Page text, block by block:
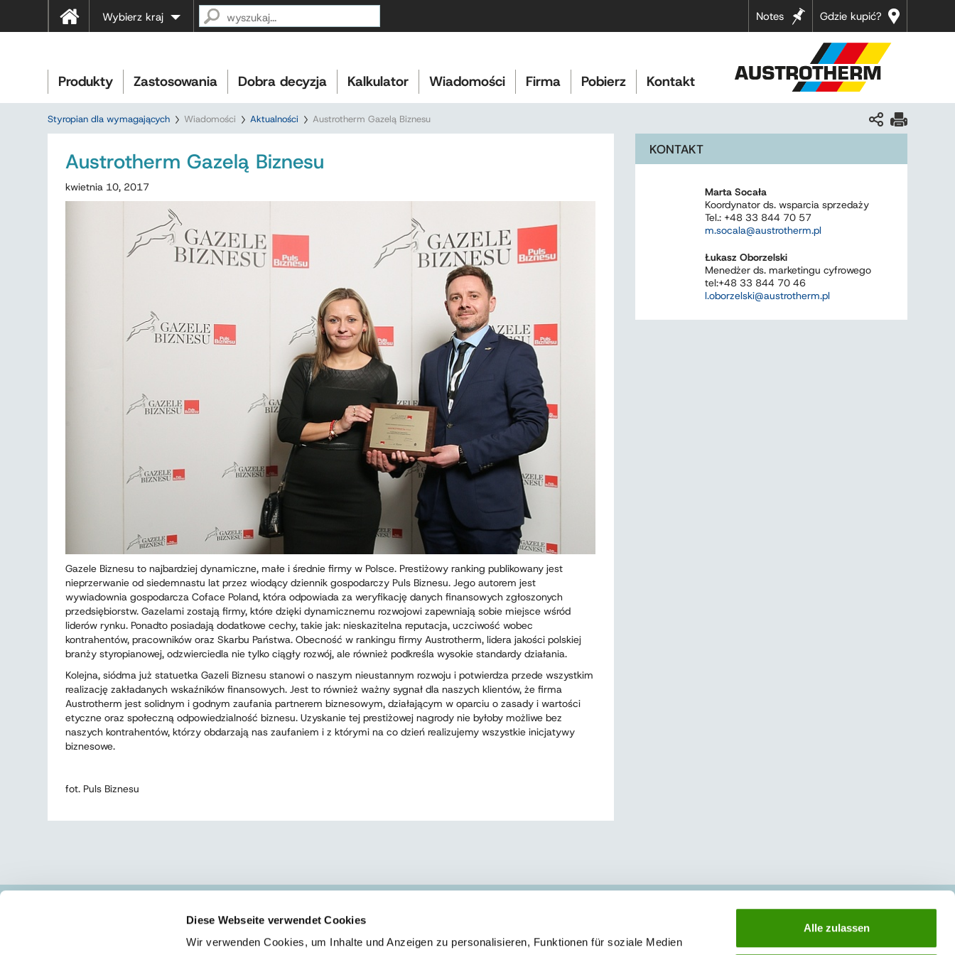
Diese Webseite verwendet Cookies
Wir verwenden Cookies, um Inhalte und Anzeigen zu personalisieren, Funktionen für soziale Medien
Alle zulassen
Gdzie kupić?
Notes
Wybierz kraj
Produkty Zastosowania Dobra decyzja Kalkulator Wiadomości Firma Pobierz Kontakt
Styropian dla wymagających Wiadomości Aktualności Austrotherm Gazelą Biznesu
Austrotherm Gazelą Biznesu
kwietnia 10, 2017
Gazele Biznesu to najbardziej dynamiczne, małe i średnie firmy w Polsce. Prestiżowy ranking publikowany jest
nieprzerwanie od siedemnastu lat przez wiodący dziennik gospodarczy Puls Biznesu. Jego autorem jest
wywiadownia gospodarcza Coface Poland, która odpowiada za weryfikację danych finansowych zgłoszonych
przedsiębiorstw. Gazelami zostają firmy, które dzięki dynamicznemu rozwojowi zapewniają sobie miejsce wśród
liderów rynku. Ponadto posiadają dodatkowe cechy, takie jak: nieskazitelna reputacja, uczciwość wobec
kontrahentów, pracowników oraz Skarbu Państwa. Obecność w rankingu firmy Austrotherm, lidera jakości polskiej
branży styropianowej, odzwierciedla nie tylko ciągły rozwój, ale również podkreśla wysokie standardy działania.
Kolejna, siódma już statuetka Gazeli Biznesu stanowi o naszym nieustannym rozwoju i potwierdza przede wszystkim
realizację zakładanych wskaźników finansowych. Jest to również ważny sygnał dla naszych klientów, że firma
Austrotherm jest solidnym i godnym zaufania partnerem biznesowym, działającym w oparciu o zasady i wartości
etyczne oraz społeczną odpowiedzialność biznesu. Uzyskanie tej prestiżowej nagrody nie byłoby możliwe bez
naszych kontrahentów, którzy obdarzają nas zaufaniem i z którymi na co dzień realizujemy wszystkie inicjatywy
biznesowe.
fot. Puls Biznesu
KONTAKT
Marta Socała
Koordynator ds. wsparcia sprzedaży
Tel.: +48 33 844 70 57
m.socala@austrotherm.pl
Łukasz Oborzelski
Menedżer ds. marketingu cyfrowego
tel:+48 33 844 70 46
l.oborzelski@austrotherm.pl
SIEDZIBA/ZAKŁAD I - OŚWIĘCIM ZAKŁAD II - SKIERNIEWICE